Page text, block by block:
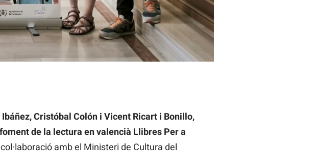
Cristóbal Colón i Vicent Ricart i Bonillo,
de la lectura en valencià Llibres Per a
amb el Ministeri de Cultura del